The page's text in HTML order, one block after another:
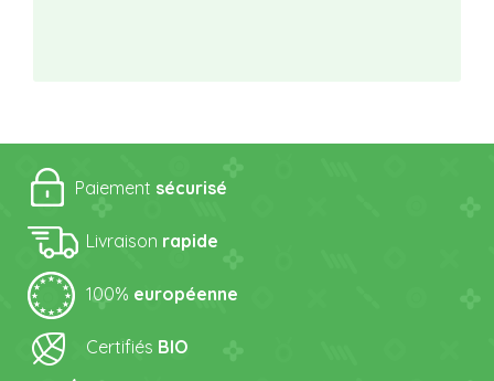
Paiement sécurisé
Livraison rapide
100% européenne
Certifiés BIO